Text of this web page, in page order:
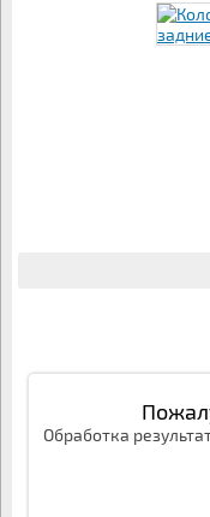
Обработка